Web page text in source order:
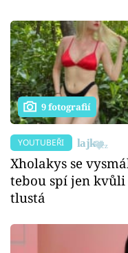
9 fotografií
YOUTUBEŘI
Xholakys se
tebou spí jen
tlustá